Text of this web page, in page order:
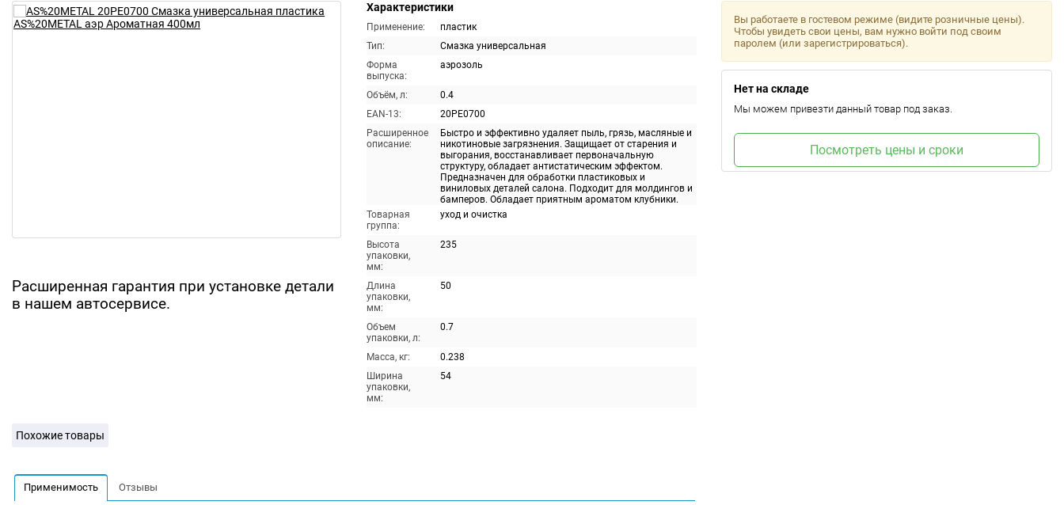
Расширенная гарантия при установке детали
в нашем автосервисе.
Характеристики
Применение:
пластик
Тип:
Смазка универсальная
Форма
выпуска:
аэрозоль
Объём, л:
0.4
EAN-13:
20PE0700
Расширенное
описание:
Быстро и эффективно удаляет пыль, грязь, масляные и
никотиновые загрязнения. Защищает от старения и
выгорания, восстанавливает первоначальную
структуру, обладает антистатическим эффектом.
Предназначен для обработки пластиковых и
виниловых деталей салона. Подходит для молдингов и
бамперов. Обладает приятным ароматом клубники.
Товарная
группа:
уход и очистка
Высота
упаковки,
мм:
235
Длина
упаковки,
мм:
50
Объем
упаковки, л:
0.7
Масса, кг:
0.238
Ширина
упаковки,
мм:
54
Вы работаете в гостевом режиме (видите розничные цены).
Чтобы увидеть свои цены, вам нужно войти под своим
паролем (или зарегистрироваться).
Нет на складе
Мы можем привезти данный товар под заказ.
Посмотреть цены и сроки
Похожие товары
Применимость Отзывы